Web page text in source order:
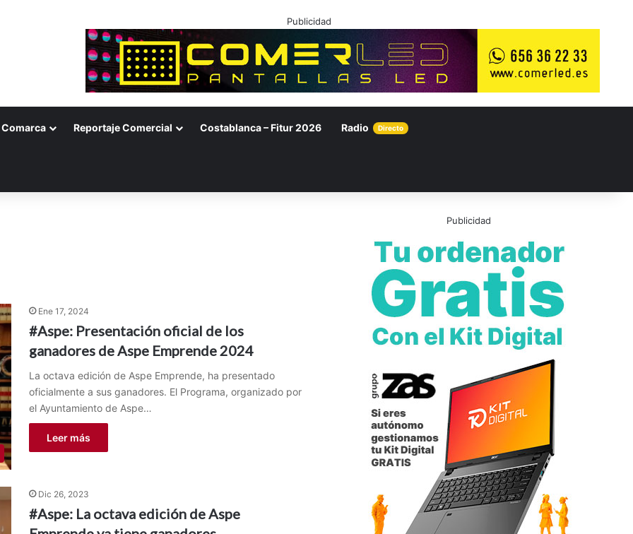
Publicidad
Comarca Reportaje Comercial Costablanca – Fitur 2026 Radio Directo
Ene 17, 2024
#Aspe: Presentación oficial de los
ganadores de Aspe Emprende 2024
La octava edición de Aspe Emprende, ha presentado
oficialmente a sus ganadores. El Programa, organizado por
el Ayuntamiento de Aspe…
Leer más
Dic 26, 2023
#Aspe: La octava edición de Aspe
Publicidad